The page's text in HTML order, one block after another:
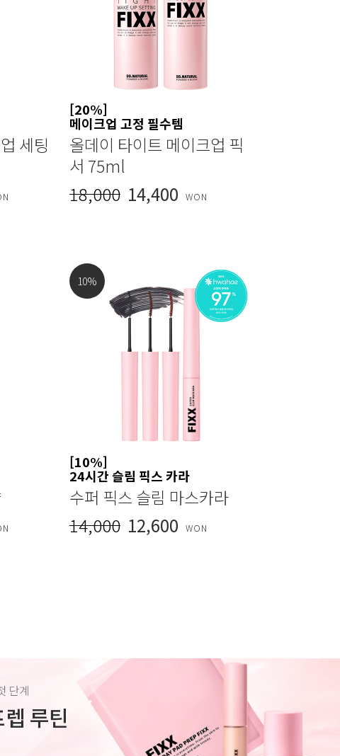
세팅
[20%]
메이크업 고정 필수템
올데이 타이트 메이크업 픽
서 75ml
18,000 14,400 WON
10%
[10%]
24시간 슬림 픽스 카라
수퍼 픽스 슬림 마스카라
14,000 12,600 WON
단계
루틴